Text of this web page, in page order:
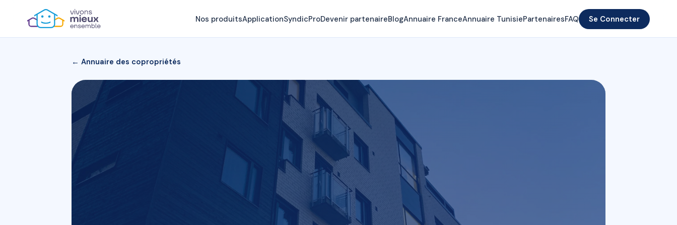
Nos produitsApplicationSyndicProDevenir partenaireBlogAnnuaire FranceAnnuaire TunisiePartenairesFAQ Se Connecter
← Annuaire des copropriétés